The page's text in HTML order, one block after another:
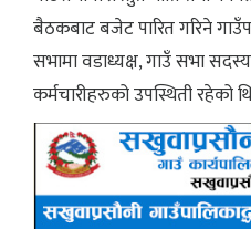
बैठकबाट बजेट पारित गरिने
सभामा वडाध्यक्ष, गाउँ सभा
कर्मचारीहरुको उपस्थिती रहेको